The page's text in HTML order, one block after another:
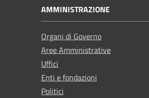
AMMINISTRAZIONE
Organi di Governo
Aree Amministrative
Uffici
Enti e fondazioni
Politici